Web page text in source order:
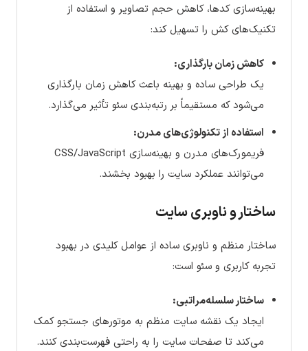
بهینه‌سازی کدها، کاهش حجم تصاویر و استفاده از
تکنیک‌های کش را تسهیل کند:
کاهش زمان بارگذاری:
یک طراحی ساده و بهینه باعث کاهش زمان بارگذاری
می‌شود که مستقیماً بر رتبه‌بندی سئو تأثیر می‌گذارد.
استفاده از تکنولوژی‌های مدرن:
فریمورک‌های مدرن و بهینه‌سازی CSS/JavaScript
می‌توانند عملکرد سایت را بهبود بخشند.
ساختار و ناوبری سایت
ساختار منظم و ناوبری ساده از عوامل کلیدی در بهبود
تجربه کاربری و سئو است:
ساختار سلسله‌مراتبی:
ایجاد یک نقشه سایت منظم به موتورهای جستجو کمک
می‌کند تا صفحات سایت را به راحتی فهرست‌بندی کنند.